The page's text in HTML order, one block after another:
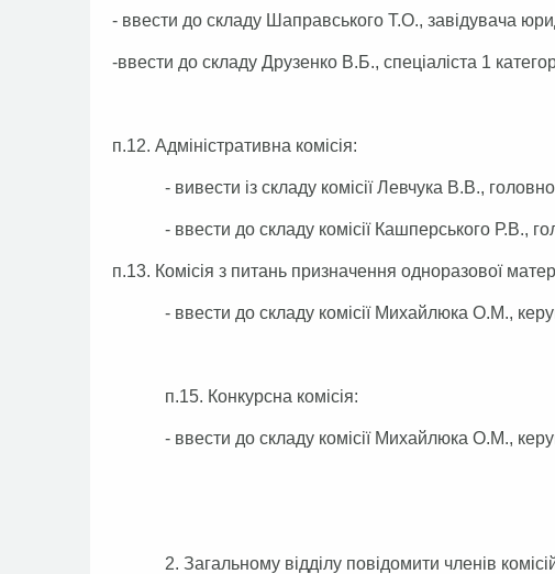
- ввести до складу Шаправського Т.О., завідувача
-ввести до складу Друзенко В.Б., спеціаліста 1
п.12. Адміністративна комісія:
- вивести із складу комісії Левчука В.В.,
- ввести до складу комісії Кашперського Р.В.,
п.13. Комісія з питань призначення одноразової
- ввести до складу комісії Михайлюка О.М.,
п.15. Конкурсна комісія:
- ввести до складу комісії Михайлюка О.М.,
2. Загальному відділу повідомити членів комісій